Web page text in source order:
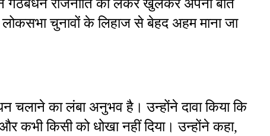
गठबंधन राजनीति को लेकर खुलकर अपनी बात
चुनावों के लिहाज से बेहद अहम माना जा
चलाने का लंबा अनुभव है। उन्होंने दावा किया कि
कभी किसी को धोखा नहीं दिया। उन्होंने कहा,